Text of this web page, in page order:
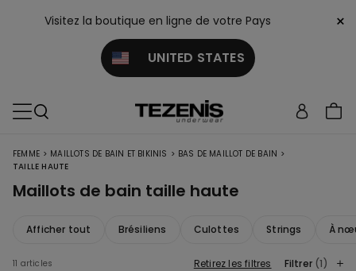
Visitez la boutique en ligne de votre Pays
UNITED STATES
×
FEMME > MAILLOTS DE BAIN ET BIKINIS > BAS DE MAILLOT DE BAIN >
TAILLE HAUTE
Maillots de bain taille haute
Afficher tout Brésiliens Culottes Strings À
11 articles Retirez les filtres Filtrer (1)